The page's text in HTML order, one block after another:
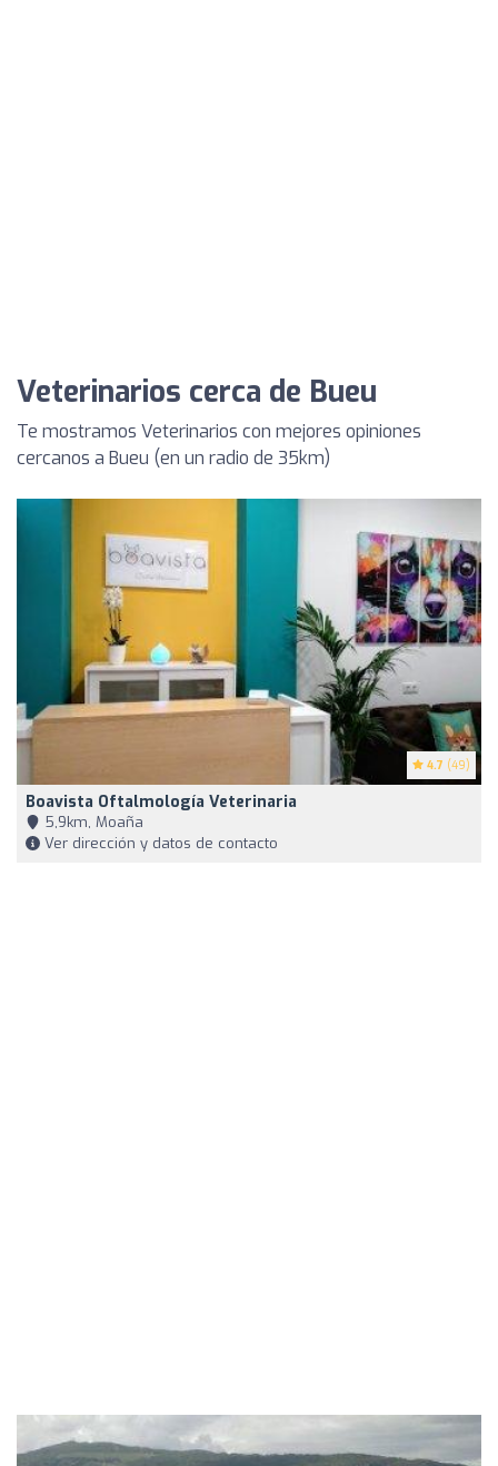
Veterinarios cerca de Bueu
Te mostramos Veterinarios con mejores opiniones
cercanos a Bueu (en un radio de 35km)
4.7 (49)
Boavista Oftalmología Veterinaria
5,9km, Moaña
Ver dirección y datos de contacto